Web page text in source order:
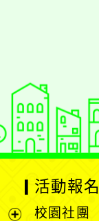
活動報名
校園社團